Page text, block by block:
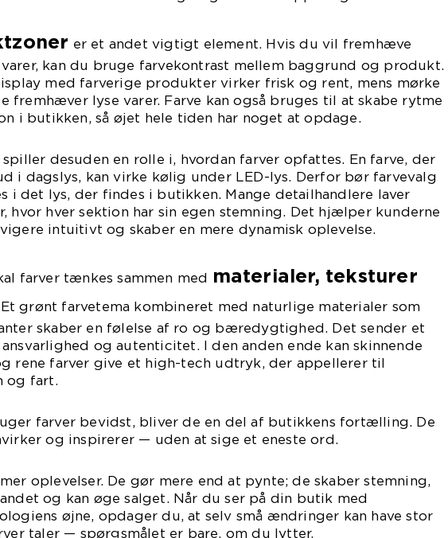
er et andet vigtigt element. Hvis du vil fremhæve
kan du bruge farvekontrast mellem baggrund og produkt.
med farverige produkter virker frisk og rent, mens mørke
fremhæver lyse varer. Farve kan også bruges til at skabe rytme
i butikken, så øjet hele tiden har noget at opdage.
spiller desuden en rolle i, hvordan farver opfattes. En farve, der
i dagslys, kan virke kølig under LED-lys. Derfor bør farvevalg
i det lys, der findes i butikken. Mange detailhandlere laver
hvor hver sektion har sin egen stemning. Det hjælper kunderne
intuitivt og skaber en mere dynamisk oplevelse.
farver tænkes sammen med materialer, teksturer
grønt farvetema kombineret med naturlige materialer som
skaber en følelse af ro og bæredygtighed. Det sender et
og autenticitet. I den anden ende kan skinnende
rene farver give et high-tech udtryk, der appellerer til
og fart.
farver bevidst, bliver de en del af butikkens fortælling. De
og inspirerer — uden at sige et eneste ord.
oplevelser. De gør mere end at pynte; de skaber stemning,
og kan øge salget. Når du ser på din butik med
øjne, opdager du, at selv små ændringer kan have stor
taler — spørgsmålet er bare, om du lytter.